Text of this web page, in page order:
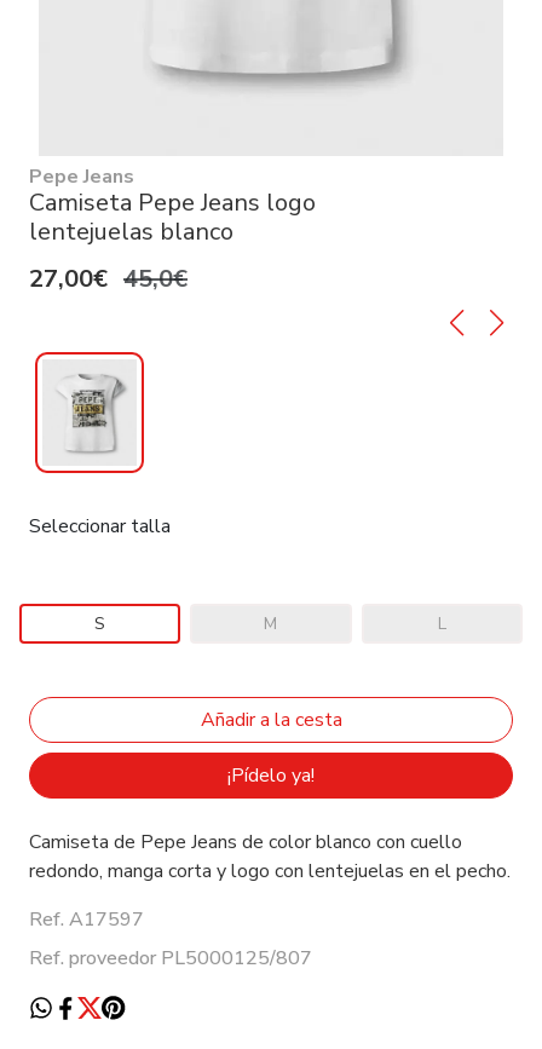
Pepe Jeans
Camiseta Pepe Jeans logo
lentejuelas blanco
27,00€ 45,0€
Seleccionar talla
S M L
¡Pídelo ya!
Camiseta de Pepe Jeans de color blanco con cuello
redondo, manga corta y logo con lentejuelas en el pecho.
Ref. A17597
Ref. proveedor PL5000125/807